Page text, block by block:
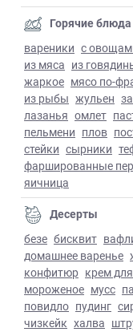
Горячие
вареники с
из мяса из
жаркое мясо по-
из рыбы жульен
лазанья омлет
пельмени плов
стейки сырники
фаршированные
яичница
Десерты
безе бисквит
домашнее варенье
конфитюр крем
мороженое мусс
повидло пудинг
чизкейк халва